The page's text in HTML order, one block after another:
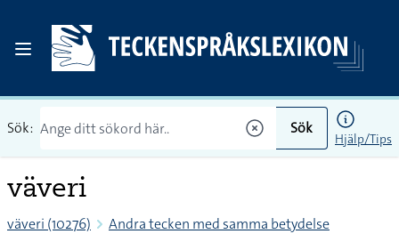
Sök: Sök
Hjälp/Tips
väveri
väveri (10276) Andra tecken med samma betydelse